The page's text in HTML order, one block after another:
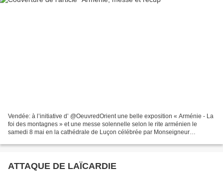
Vendée: à l’initiative d’ @OeuvredOrient une belle exposition « Arménie - La
foi des montagnes » et une messe solennelle selon le rite arménien le
samedi 8 mai en la cathédrale de Luçon célébrée par Monseigneur
ATTAQUE DE LAÏCARDIE